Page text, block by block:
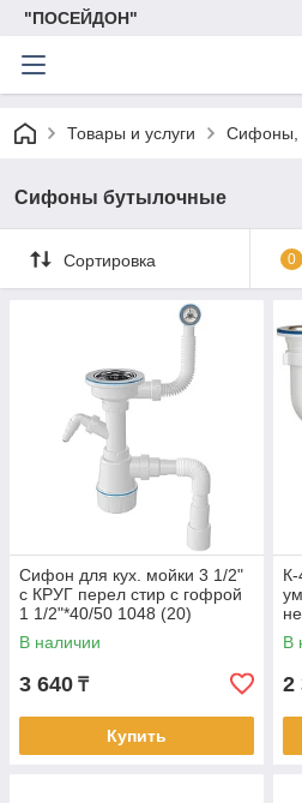
"ПОСЕЙДОН"
Товары и услуги Сифоны,
Сифоны бутылочные
Сортировка 0
Сифон для кух. мойки 3 1/2"
с КРУГ перел стир с гофрой
1 1/2"*40/50 1048 (20)
В наличии
3 640 ₸
Купить
В
2